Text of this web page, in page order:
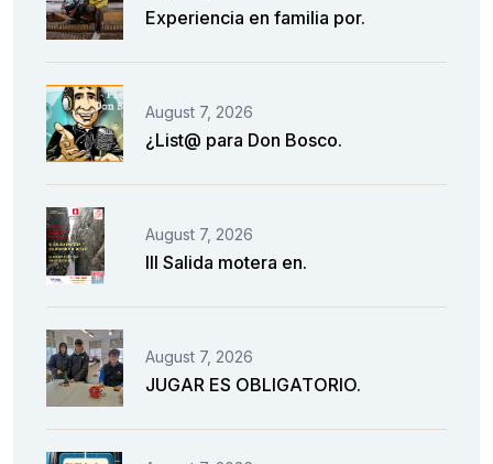
Experiencia en familia por.
August 7, 2026
¿List@ para Don Bosco.
August 7, 2026
III Salida motera en.
August 7, 2026
JUGAR ES OBLIGATORIO.